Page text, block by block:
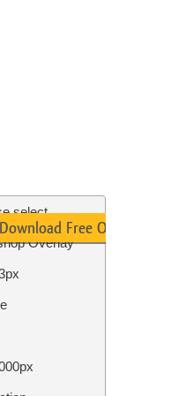
select
Overlay
Download Free Overlay